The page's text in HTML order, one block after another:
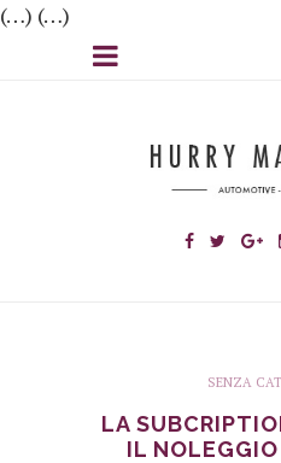
(…) (…)
SENZA
LA
IL